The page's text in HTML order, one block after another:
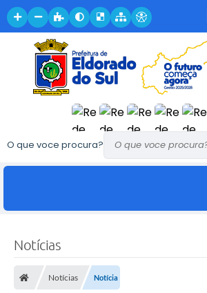
O que voce procura?
Notícias
Notícias Notícia